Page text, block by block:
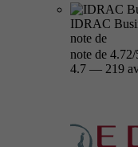
IDRAC
note de
note de 4.72/
4.7 — 219